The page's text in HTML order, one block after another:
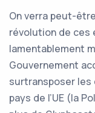
On verra peut-
révolution de ces
lamentablement
Gouvernement
surtransposer les
pays de l’UE (la